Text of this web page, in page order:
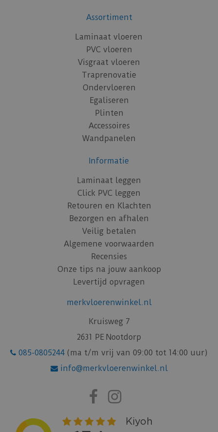
Assortiment
Laminaat vloeren
PVC vloeren
Visgraat vloeren
Traprenovatie
Ondervloeren
Egaliseren
Plinten
Accessoires
Wandpanelen
Informatie
Laminaat leggen
Click PVC leggen
Retouren en Klachten
Bezorgen en afhalen
Veilig betalen
Algemene voorwaarden
Recensies
Onze tips na jouw aankoop
Levertijd opvragen
merkvloerenwinkel.nl
Kruisweg 7
2631 PE Nootdorp
085-0805244 (ma t/m vrij van 09:00 tot 14:00 uur)
info@merkvloerenwinkel.nl